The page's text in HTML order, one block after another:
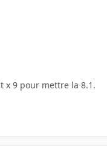
x 9 pour mettre la 8.1.